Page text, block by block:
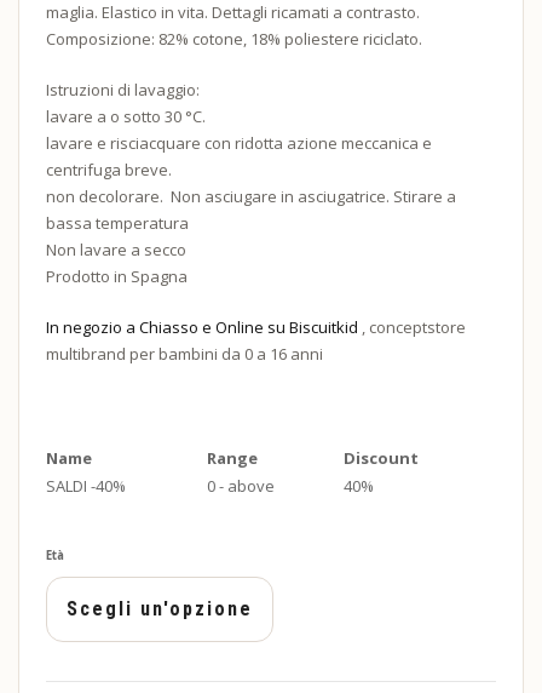
maglia. Elastico in vita. Dettagli ricamati a contrasto.
Composizione: 82% cotone, 18% poliestere riciclato.
Istruzioni di lavaggio:
lavare a o sotto 30 °C.
lavare e risciacquare con ridotta azione meccanica e
centrifuga breve.
non decolorare. Non asciugare in asciugatrice. Stirare a
bassa temperatura
Non lavare a secco
Prodotto in Spagna
In negozio a Chiasso e Online su Biscuitkid , conceptstore
multibrand per bambini da 0 a 16 anni
Name Range
Discount
SALDI -40%
0 - above 40%
Età